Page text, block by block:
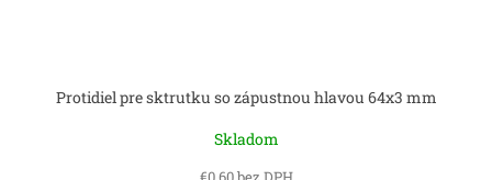
Protidiel pre sktrutku so zápustnou hlavou 64x3 mm
Skladom